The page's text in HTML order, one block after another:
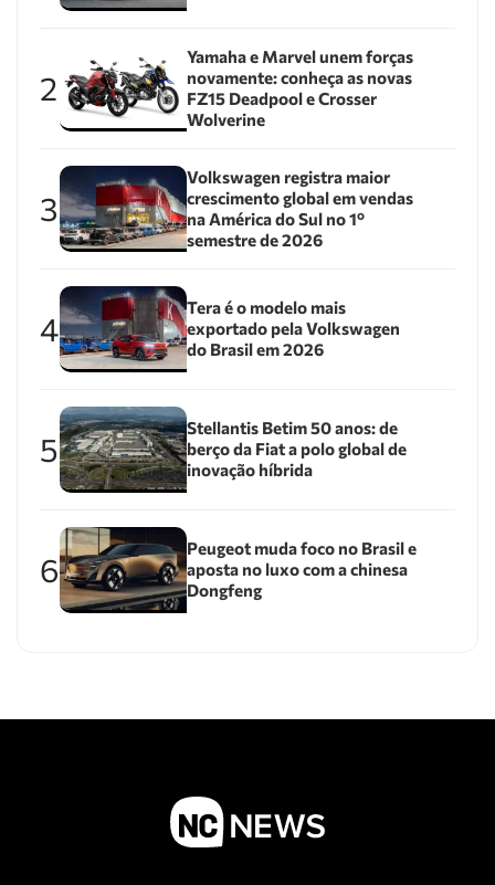
2
Yamaha e Marvel unem forças
novamente: conheça as novas
FZ15 Deadpool e Crosser
Wolverine
3
Volkswagen registra maior
crescimento global em vendas
na América do Sul no 1º
semestre de 2026
4
Tera é o modelo mais
exportado pela Volkswagen
do Brasil em 2026
5
Stellantis Betim 50 anos: de
berço da Fiat a polo global de
inovação híbrida
6
Peugeot muda foco no Brasil e
aposta no luxo com a chinesa
Dongfeng